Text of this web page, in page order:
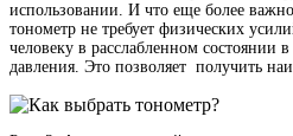
использовании. И что еще более
тонометр не требует физических
человеку в расслабленном состоянии
давления. Это позволяет получить